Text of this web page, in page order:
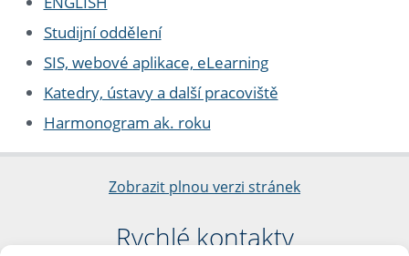
Studijní oddělení
SIS, webové aplikace, eLearning
Katedry, ústavy a další pracoviště
Harmonogram ak. roku
Zobrazit plnou verzi stránek
Rychlé kontakty